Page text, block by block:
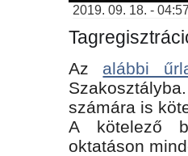
2019. 09. 18. -
Az alábbi
számára is
​A kötelező
oktatáson